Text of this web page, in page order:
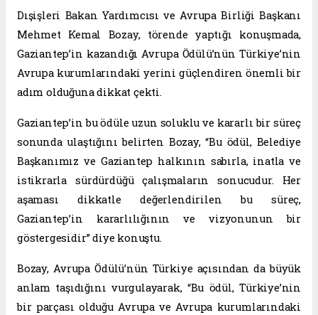
Dışişleri Bakan Yardımcısı ve Avrupa Birliği Başkanı
Mehmet Kemal Bozay, törende yaptığı konuşmada,
Gaziantep’in kazandığı Avrupa Ödülü’nün Türkiye’nin
Avrupa kurumlarındaki yerini güçlendiren önemli bir
adım olduğuna dikkat çekti.
Gaziantep’in bu ödüle uzun soluklu ve kararlı bir süreç
sonunda ulaştığını belirten Bozay, “Bu ödül, Belediye
Başkanımız ve Gaziantep halkının sabırla, inatla ve
istikrarla sürdürdüğü çalışmaların sonucudur. Her
aşaması dikkatle değerlendirilen bu süreç,
Gaziantep’in kararlılığının ve vizyonunun bir
göstergesidir” diye konuştu.
Bozay, Avrupa Ödülü’nün Türkiye açısından da büyük
anlam taşıdığını vurgulayarak, “Bu ödül, Türkiye’nin
bir parçası olduğu Avrupa ve Avrupa kurumlarındaki